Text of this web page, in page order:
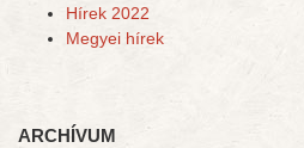
Hírek 2022
Megyei hírek
ARCHÍVUM